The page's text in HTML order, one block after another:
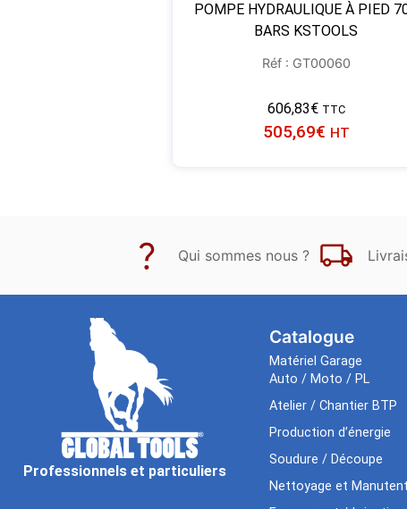
POMPE HYDRAULIQUE À PIED
BARS KSTOOLS
Réf : GT00060
606,83€ TTC
505,69€ HT
Qui sommes nous ?
Professionnels et particuliers
Catalogue
Matériel Garage
Auto / Moto / PL
Atelier / Chantier BTP
Production d’énergie
Soudure / Découpe
Nettoyage et